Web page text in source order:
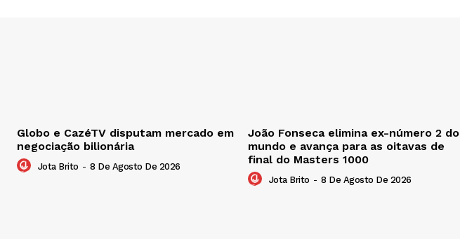
Globo e CazéTV disputam mercado em
negociação bilionária
Jota Brito - 8 De Agosto De 2026
João Fonseca elimina ex-número 2 do
mundo e avança para as oitavas de
final do Masters 1000
Jota Brito - 8 De Agosto De 2026